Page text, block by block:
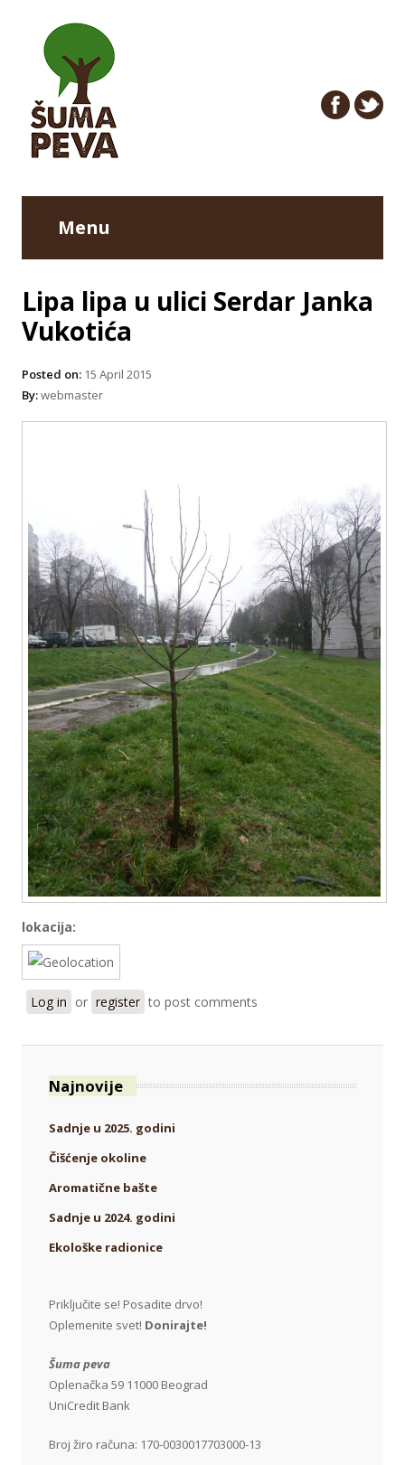
Menu
Lipa lipa u ulici Serdar Janka
Vukotića
Posted on: 15 April 2015
By:webmaster
lokacija:
Log in or register to post comments
Najnovije
Sadnje u 2025. godini
Čišćenje okoline
Aromatične bašte
Sadnje u 2024. godini
Ekološke radionice
Priključite se! Posadite drvo!
Oplemenite svet! Donirajte!
Šuma peva
Oplenačka 59 11000 Beograd
UniCredit Bank
Broj žiro računa: 170-0030017703000-13